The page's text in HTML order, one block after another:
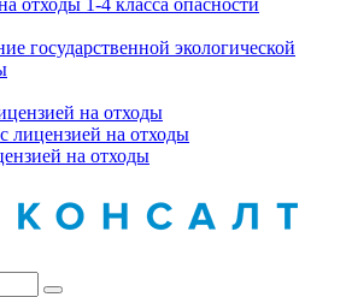
отходы 1-4 класса опасности
государственной экологической
на отходы
лицензией на отходы
на отходы